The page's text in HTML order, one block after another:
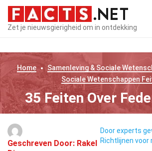
Zet je nieuwsgierigheid om in ontdekking
Home Samenleving & Sociale
Sociale Wetenschappen
35 Feiten Over
Geschreven Door: Rakel
Door experts
Richtlijnen voor